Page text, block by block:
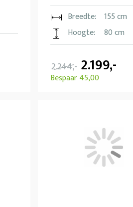
Breedte:
155 cm
Hoogte:
80 cm
2.244,- 2.199,-
Bespaar 45,00